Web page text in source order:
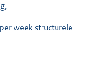
week structurele